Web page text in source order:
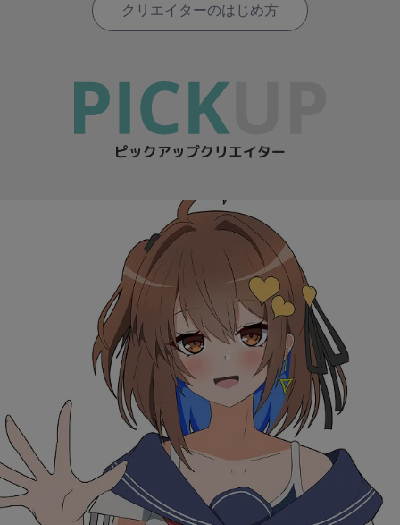
クリエイターのはじめ方